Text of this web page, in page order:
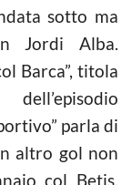
sotto ma
Jordi Alba.
Barca”, titola
parla di
altro gol non
col Betis.